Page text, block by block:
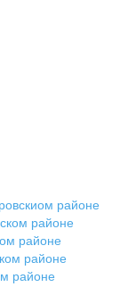
районе
районе
районе
районе
районе